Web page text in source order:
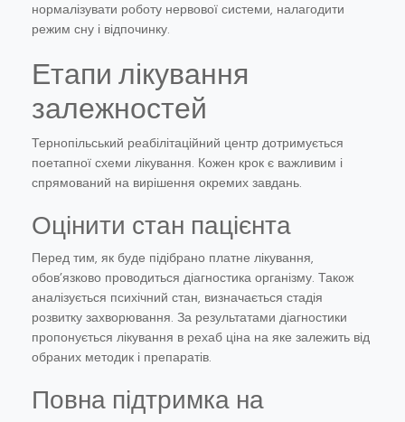
нормалізувати роботу нервової системи, налагодити
режим сну і відпочинку.
Етапи лікування
залежностей
Тернопільський реабілітаційний центр дотримується
поетапної схеми лікування. Кожен крок є важливим і
спрямований на вирішення окремих завдань.
Оцінити стан пацієнта
Перед тим, як буде підібрано платне лікування,
обов’язково проводиться діагностика організму. Також
аналізується психічний стан, визначається стадія
розвитку захворювання. За результатами діагностики
пропонується лікування в рехаб ціна на яке залежить від
обраних методик і препаратів.
Повна підтримка на